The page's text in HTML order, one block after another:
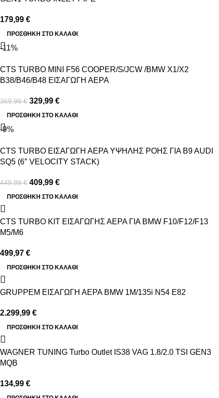
179,99 €
ΠΡΟΣΘΉΚΗ ΣΤΟ ΚΑΛΆΘΙ
-11%
CTS TURBO MINI F56 COOPER/S/JCW /BMW X1/X2
B38/B46/B48 ΕΙΣΑΓΩΓΗ ΑΕΡΑ
369,99€ 329,99 €
ΠΡΟΣΘΉΚΗ ΣΤΟ ΚΑΛΆΘΙ
-9%
CTS TURBO ΕΙΣΑΓΩΓΗ ΑΕΡΑ ΥΨΗΛΗΣ ΡΟΗΣ ΓΙΑ B9 AUDI
SQ5 (6″ VELOCITY STACK)
449,99€ 409,99 €
ΠΡΟΣΘΉΚΗ ΣΤΟ ΚΑΛΆΘΙ
CTS TURBO ΚΙΤ ΕΙΣΑΓΩΓΗΣ ΑΕΡΑ ΓΙΑ BMW F10/F12/F13
M5/M6
499,97 €
ΠΡΟΣΘΉΚΗ ΣΤΟ ΚΑΛΆΘΙ
GRUPPEM ΕΙΣΑΓΩΓΗ ΑΕΡΑ BMW 1M/135i N54 E82
2.299,99 €
ΠΡΟΣΘΉΚΗ ΣΤΟ ΚΑΛΆΘΙ
WAGNER TUNING Turbo Outlet IS38 VAG 1.8/2.0 TSI GEN3
MQB
134,99 €